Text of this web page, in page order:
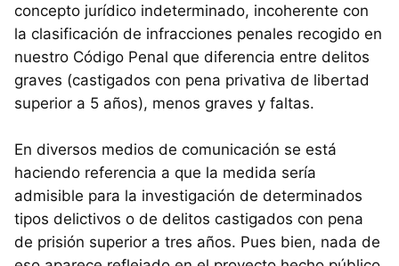
concepto jurídico indeterminado, incoherente con
la clasificación de infracciones penales recogido en
nuestro Código Penal que diferencia entre delitos
graves (castigados con pena privativa de libertad
superior a 5 años), menos graves y faltas.
En diversos medios de comunicación se está
haciendo referencia a que la medida sería
admisible para la investigación de determinados
tipos delictivos o de delitos castigados con pena
de prisión superior a tres años. Pues bien, nada de